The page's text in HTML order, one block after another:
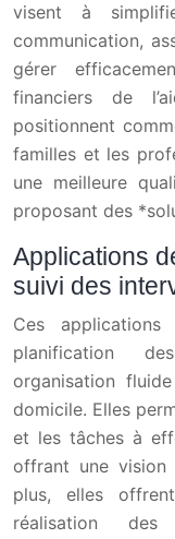
visent à
communication,
gérer
financiers de
positionnent
familles et les
une meilleure
proposant des
Applications
suivi des
Ces
planification
organisation
domicile. Elles
et les tâches à
offrant une vision
plus, elles
réalisation